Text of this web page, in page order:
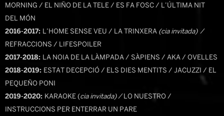
MORNING / EL NIÑO DE LA TELE / ES FA FOSC / L’ÚLTIMA NIT
DEL MÓN
2016-2017: L’HOME SENSE VEU / LA TRINXERA (cia invitada) /
REFRACCIONS / LIFESPOILER
2017-2018: LA NOIA DE LA LÀMPADA / SÀPIENS / AKA / OVELLES
2018-2019: ESTAT DECEPCIÓ / ELS DIES MENTITS / JACUZZI / EL
PEQUEÑO PONI
2019-2020: KARAOKE (cia invitada) / LO NUESTRO /
INSTRUCCIONS PER ENTERRAR UN PARE